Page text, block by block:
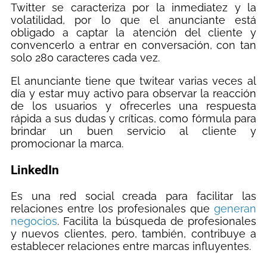
Twitter se caracteriza por la inmediatez y la
volatilidad, por lo que el anunciante está
obligado a captar la atención del cliente y
convencerlo a entrar en conversación, con tan
solo 280 caracteres cada vez.
El anunciante tiene que twitear varias veces al
día y estar muy activo para observar la reacción
de los usuarios y ofrecerles una respuesta
rápida a sus dudas y críticas, como fórmula para
brindar un buen servicio al cliente y
promocionar la marca.
LinkedIn
Es una red social creada para facilitar las
relaciones entre los profesionales que generan
negocios. Facilita la búsqueda de profesionales
y nuevos clientes, pero, también, contribuye a
establecer relaciones entre marcas influyentes.